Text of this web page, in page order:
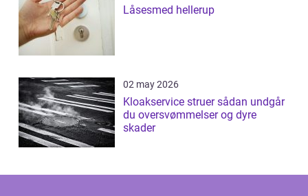
Låsesmed hellerup
02 may 2026
Kloakservice struer sådan undgår
du oversvømmelser og dyre
skader